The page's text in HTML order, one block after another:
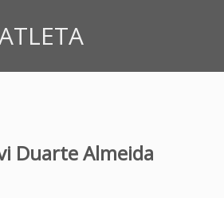
Duarte Almeida